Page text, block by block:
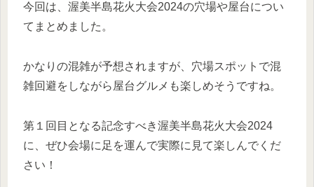
今回は、渥美半島花火大会2024の穴場や屋台につい
てまとめました。
かなりの混雑が予想されますが、穴場スポットで混
雑回避をしながら屋台グルメも楽しめそうですね。
第１回目となる記念すべき渥美半島花火大会2024
に、ぜひ会場に足を運んで実際に見て楽しんでくだ
さい！